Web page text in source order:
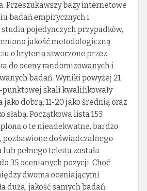
Przeszukawszy bazy internetowe
badań empirycznych i
pojedynczych przypadków,
jakość metodologiczną
o kryteria stworzone przez
do oceny randomizowanych i
badań. Wyniki powyżej 21
skali kwalifikowały
jako dobrą, 11-20 jako średnią oraz
słabą. Początkowa lista 153
o te nieadekwatne, bardzo
pozbawione doświadczalnego
pełnego tekstu została
35 ocenianych pozycji. Choć
dwoma oceniającymi
duża, jakość samych badań